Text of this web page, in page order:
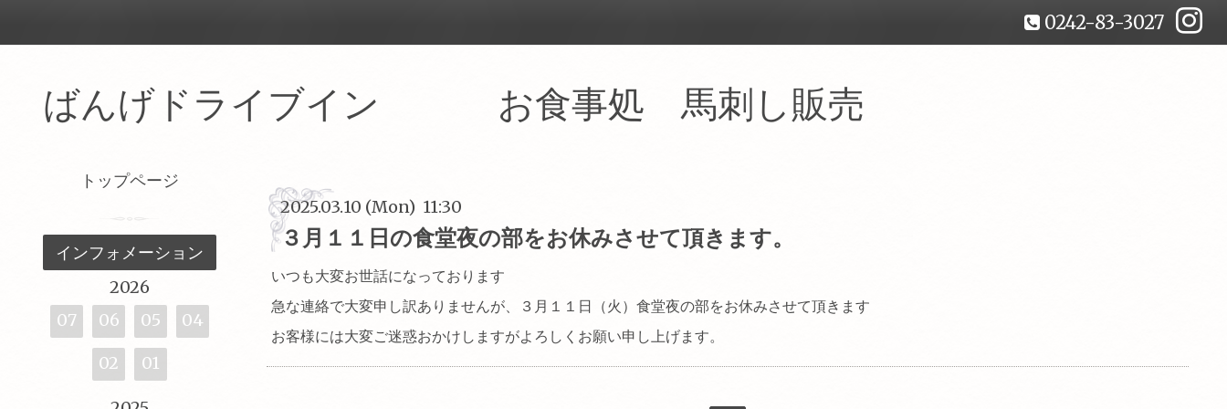
0242-83-3027
ばんげドライブイン お食事処 馬刺し販売
2025.03.10 (Mon) 11:30
３月１１日の食堂夜の部をお休みさせて頂きます。
いつも大変お世話になっております
急な連絡で大変申し訳ありませんが、３月１１日（火）食堂夜の部をお休みさせて頂きます
お客様には大変ご迷惑おかけしますがよろしくお願い申し上げます。
トップページ
インフォメーション
2026
07
06 05 04
02 01